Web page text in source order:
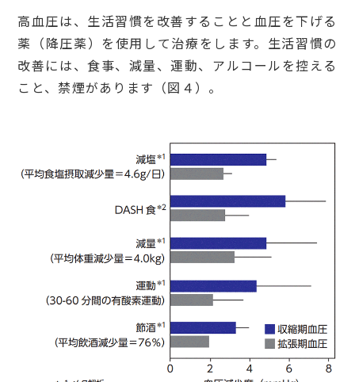
高血圧は、生活習慣を改善することと血圧を下げる
薬（降圧薬）を使用して治療をします。生活習慣の
改善には、食事、減量、運動、アルコールを控える
こと、禁煙があります（図４）。